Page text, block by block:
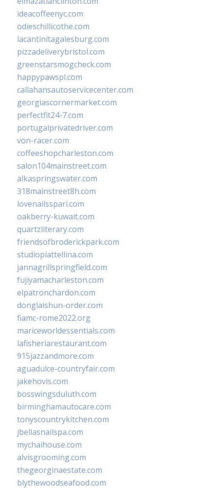
ideacoffeenyc.com
odieschillicothe.com
lacantinitagalesburg.com
pizzadeliverybristol.com
greenstarsmogcheck.com
happypawspl.com
callahansautoservicecenter.com
georgiascornermarket.com
perfectfit24-7.com
portugalprivatedriver.com
von-racer.com
coffeeshopcharleston.com
salon104mainstreet.com
alkaspringswater.com
318mainstreet8h.com
lovenailsspari.com
oakberry-kuwait.com
quartzliterary.com
friendsofbroderickpark.com
studiopiattellina.com
jannagrillspringfield.com
fujiyamacharleston.com
elpatronchardon.com
donglaishun-order.com
fiamc-rome2022.org
mariceworldessentials.com
lafisheriarestaurant.com
915jazzandmore.com
aguadulce-countryfair.com
jakehovis.com
bosswingsduluth.com
birminghamautocare.com
tonyscountrykitchen.com
jbellasnailspa.com
mychaihouse.com
alvisgrooming.com
thegeorginaestate.com
blythewoodseafood.com